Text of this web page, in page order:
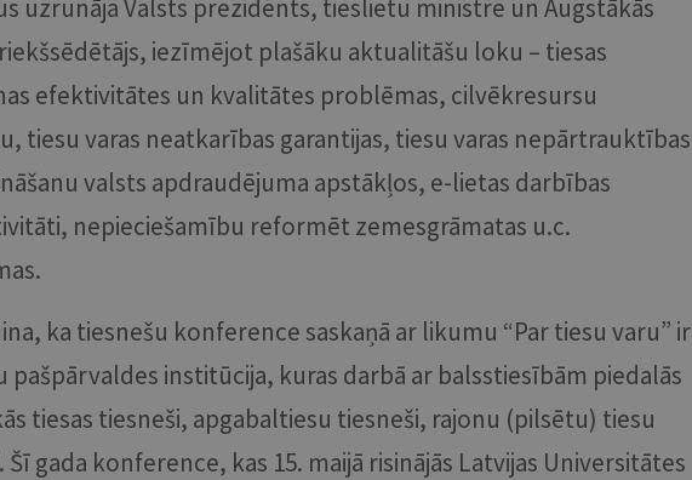
uzrunāja Valsts prezidents, tieslietu ministre un Augstākās
iezīmējot plašāku aktualitāšu loku – tiesas
efektivitātes un kvalitātes problēmas, cilvēkresursu
tiesu varas neatkarības garantijas, tiesu varas nepārtrauktības
valsts apdraudējuma apstākļos, e-lietas darbības
nepieciešamību reformēt zemesgrāmatas u.c.
ka tiesnešu konference saskaņā ar likumu “Par tiesu varu” ir
pašpārvaldes institūcija, kuras darbā ar balsstiesībām piedalās
tiesas tiesneši, apgabaltiesu tiesneši, rajonu (pilsētu) tiesu
Šī gada konference, kas 15. maijā risinājās Latvijas Universitātes